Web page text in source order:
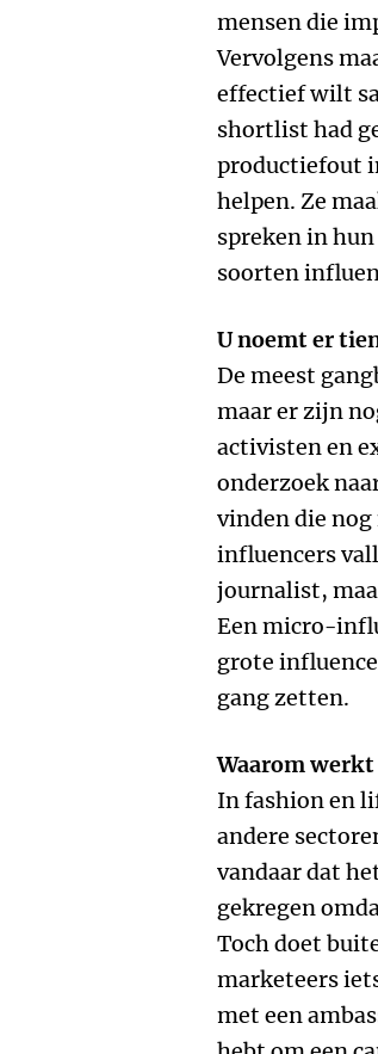
mensen die
Vervolgens
effectief wilt
shortlist had
productiefout
helpen. Ze
spreken in
soorten
U noemt er
De meest
maar er zijn
activisten en
onderzoek
vinden die
influencers
journalist,
Een micro-
grote
gang zetten.
Waarom
In fashion en
andere
vandaar dat
gekregen
Toch doet
marketeers
met een